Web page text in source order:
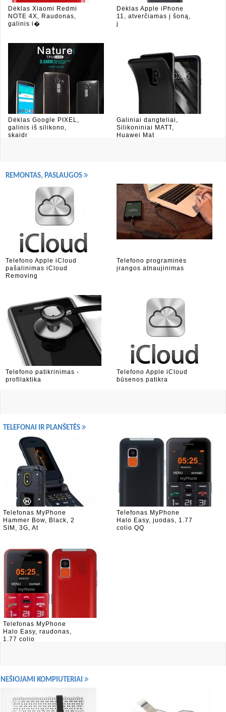
Dėklas Xiaomi Redmi
NOTE 4X, Raudonas,
galinis i�
Dėklas Apple iPhone
11, atverčiamas į šoną,
j
Dėklas Google PIXEL,
galinis iš silikono,
skaidr
Galiniai dangteliai,
Silikoniniai MATT,
Huawei Mat
REMONTAS, PASLAUGOS
Telefono Apple iCloud
pašalinimas iCloud
Removing
Telefono programinės
įrangos atnaujinimas
Telefono patikrinimas -
profilaktika
Telefono Apple iCloud
būsenos patikra
TELEFONAI IR PLANŠETĖS
Telefonas MyPhone
Hammer Bow, Black, 2
SIM, 3G, At
Telefonas MyPhone
Halo Easy, juodas, 1.77
colio QQ
Telefonas MyPhone
Halo Easy, raudonas,
1.77 colio
NEŠIOJAMI KOMPIUTERIAI